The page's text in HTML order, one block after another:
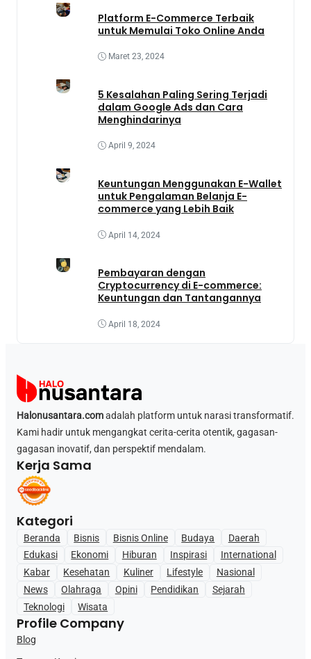
Platform E-Commerce Terbaik
untuk Memulai Toko Online Anda
Maret 23, 2024
5 Kesalahan Paling Sering Terjadi
dalam Google Ads dan Cara
Menghindarinya
April 9, 2024
Keuntungan Menggunakan E-Wallet
untuk Pengalaman Belanja E-
commerce yang Lebih Baik
April 14, 2024
Pembayaran dengan
Cryptocurrency di E-commerce:
Keuntungan dan Tantangannya
April 18, 2024
Halonusantara.comadalah platform untuk narasi transformatif.
Kami hadir untuk mengangkat cerita-cerita otentik, gagasan-
gagasan inovatif, dan perspektif mendalam.
Kerja Sama
Kategori
Beranda Bisnis Bisnis Online Budaya
Daerah
Edukasi
Ekonomi Hiburan Inspirasi
International
Kabar
Kesehatan Kuliner Lifestyle
Nasional
News
Olahraga Opini Pendidikan
Sejarah
Teknologi
Wisata
Profile Company
Blog